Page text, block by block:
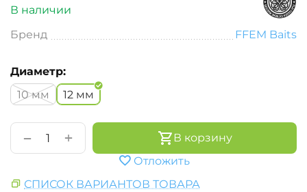
В наличии
Бренд
FFEM Baits
Диаметр:
10 мм
12 мм
+
−
В корзину
Отложить
СПИСОК ВАРИАНТОВ ТОВАРА